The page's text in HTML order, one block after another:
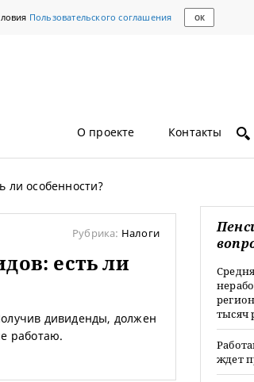
Пользовательского соглашения ОК
О проекте Контакты
ли особенности?
Рубрика: Налоги
есть ли
дивиденды, должен
работаю.
тысяч
ждет